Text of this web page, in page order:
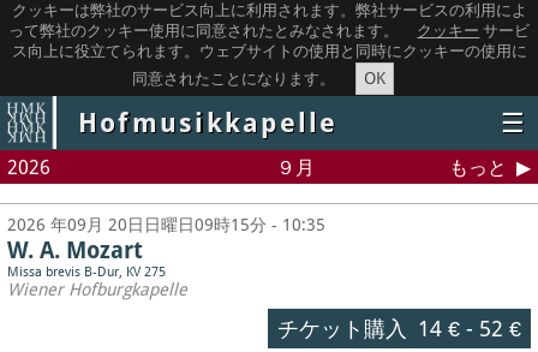
クッキーは弊社のサービス向上に利用されます。弊社サービスの利用によ
って弊社のクッキー使用に同意されたとみなされます。
クッキー サービ
ス向上に役立てられます。ウェブサイトの使用と同時にクッキーの使用に
同意されたことになります。
OK
Hofmusikkapelle ☰
2026 ９月 もっと
2026 年09月 20日日曜日09時15分 - 10:35
W. A. Mozart
Missa brevis B-Dur, KV 275
Wiener Hofburgkapelle
チケット購入 14 €- 52 €